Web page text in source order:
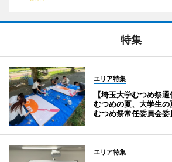
特集
エリア特集
【埼玉大学むつめ祭
むつめの夏、大学生の
むつめ祭常任委員会
エリア特集